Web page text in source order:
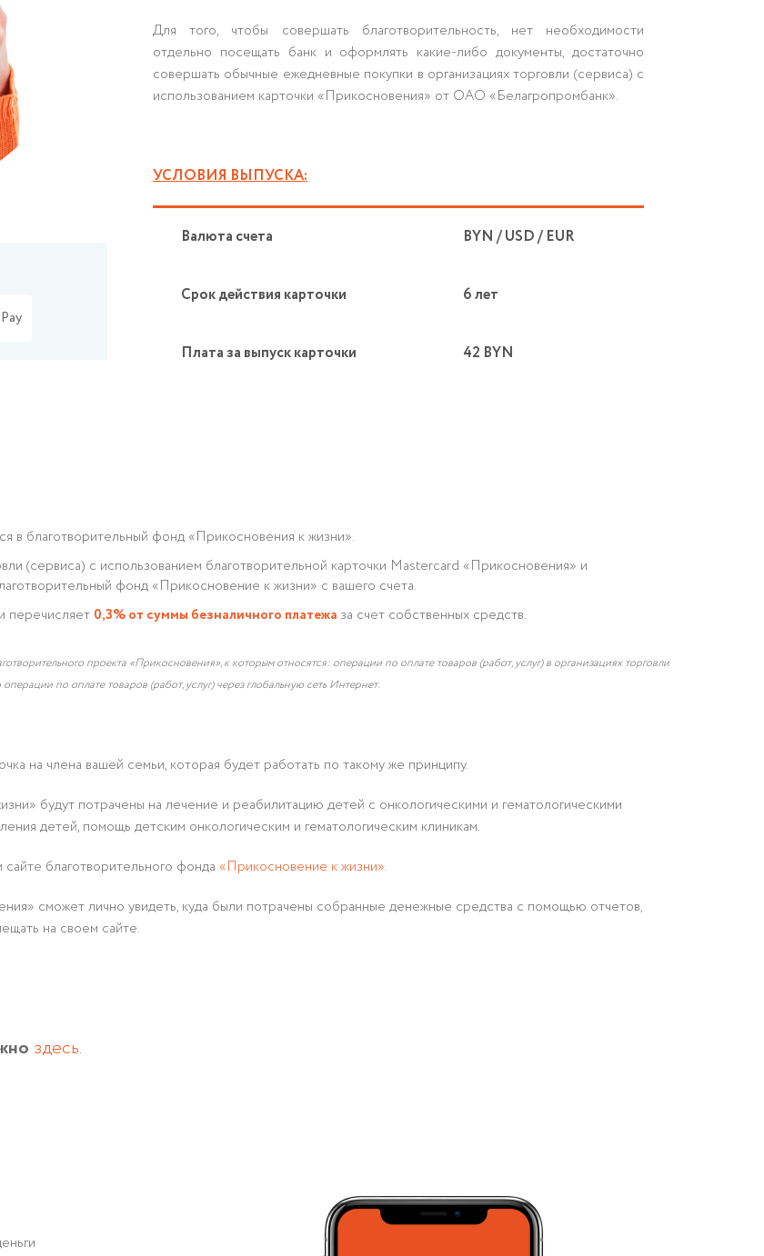
Для того, чтобы совершать благотворительность, нет необходимости
отдельно посещать банк и оформлять какие-либо документы, достаточно
совершать обычные ежедневные покупки в организациях торговли (сервиса) с
использованием карточки «Прикосновения» от ОАО «Белагропромбанк».
УСЛОВИЯ ВЫПУСКА:
Валюта счета BYN / USD / EUR
Срок действия карточки 6 лет
Плата за выпуск карточки 42 BYN
в благотворительный фонд «Прикосновения к жизни».
(сервиса) с использованием благотворительной карточки Mastercard «Прикосновения» и
фонд «Прикосновение к жизни» с вашего счета.
перечисляет 0,3% от суммы безналичного платежа за счет собственных средств.
проекта «Прикосновения», к которым относятся: операции по оплате товаров (работ, услуг) в организациях торговли
по оплате товаров (работ, услуг) через глобальную сеть Интернет.
на члена вашей семьи, которая будет работать по такому же принципу.
будут потрачены на лечение и реабилитацию детей с онкологическими и гематологическими
детей, помощь детским онкологическим и гематологическим клиникам.
благотворительного фонда «Прикосновение к жизни».
сможет лично увидеть, куда были потрачены собранные денежные средства с помощью отчетов,
на своем сайте.
здесь.